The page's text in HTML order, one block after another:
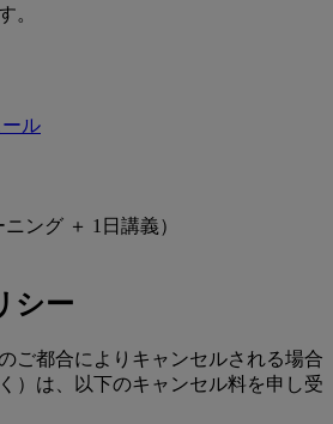
。
ル
ング ＋ 1日講義）
シー
ご都合によりキャンセルされる場合
）は、以下のキャンセル料を申し受